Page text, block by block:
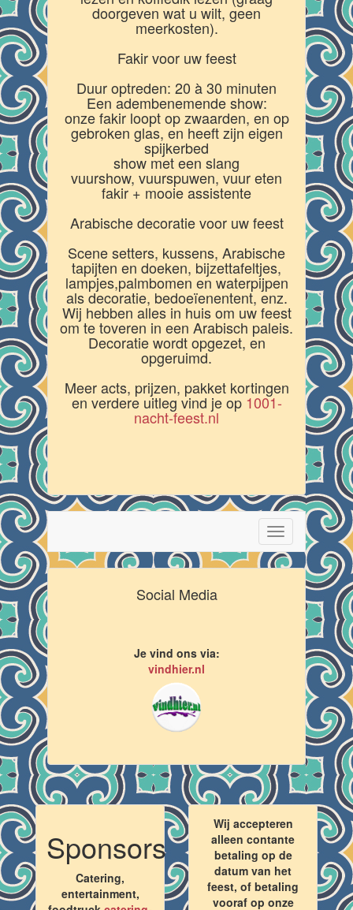
doorgeven wat u wilt, geen
meerkosten).
Fakir voor uw feest
Duur optreden: 20 à 30 minuten
Een adembenemende show:
onze fakir loopt op zwaarden, en op
gebroken glas, en heeft zijn eigen
spijkerbed
show met een slang
vuurshow, vuurspuwen, vuur eten
fakir + mooie assistente
Arabische decoratie voor uw feest
Scene setters, kussens, Arabische
tapijten en doeken, bijzettafeltjes,
lampjes,palmbomen en waterpijpen
als decoratie, bedoeïenentent, enz.
Wij hebben alles in huis om uw feest
om te toveren in een Arabisch paleis.
Decoratie wordt opgezet, en
opgeruimd.
Meer acts, prijzen, pakket kortingen
en verdere uitleg vind je op 1001-
nacht-feest.nl
Toggle
navigation
Social Media
Je vind ons via:
vindhier.nl
Sponsors
Catering,
entertainment,
Wij accepteren
alleen contante
betaling op de
datum van het
feest, of betaling
vooraf op onze